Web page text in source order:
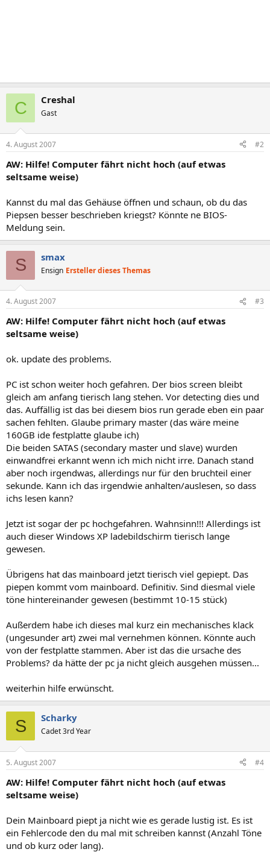
C Creshal
Gast
4. August 2007 #2
AW: Hilfe! Computer fährt nicht hoch (auf etwas
seltsame weise)
Kannst du mal das Gehäuse öffnen und schaun, ob du das
Piepsen besser beschrieben kriegst? Könnte ne BIOS-
Meldung sein.
S smax
Ensign Ersteller dieses Themas
4. August 2007 #3
AW: Hilfe! Computer fährt nicht hoch (auf etwas
seltsame weise)
ok. update des problems.
PC ist schon weiter hoch gefahren. Der bios screen bleibt
gleich am anfang tierisch lang stehen. Vor detecting dies und
das. Auffällig ist das bei diesem bios run gerade eben ein paar
sachen fehlten. Glaube primary master (das wäre meine
160GB ide festplatte glaube ich)
Die beiden SATAS (secondary master und slave) wurden
einwandfrei erkannt wenn ich mich nicht irre. Danach stand
aber noch irgendwas, allerdings nur für den bruchteil einer
sekunde. Kann ich das irgendwie anhalten/auslesen, so dass
ichs lesen kann?
Jetzt ist sogar der pc hochgefahren. Wahnsinn!!! Allerdings ist
auch dieser Windows XP ladebildschirm tierisch lange
gewesen.
Übrigens hat das mainboard jetzt tierisch viel gepiept. Das
piepen kommt vom mainboard. Definitiv. Sind diesmal viele
töne hintereinander gewesen (bestimmt 10-15 stück)
Außerdem habe ich dieses mal kurz ein mechanisches klack
(ungesunder art) zwei mal vernehmen können. Könnte auch
von der festplatte stammen. Aber ist das die ursache des
Problems? da hätte der pc ja nicht gleich ausgehen müssen...
weiterhin hilfe erwünscht.
S Scharky
Cadet 3rd Year
5. August 2007 #4
AW: Hilfe! Computer fährt nicht hoch (auf etwas
seltsame weise)
Dein Mainboard piept ja nicht wie es gerade lustig ist. Es ist
ein Fehlercode den du mal mit schreiben kannst (Anzahl Töne
und ob kurz oder lang).